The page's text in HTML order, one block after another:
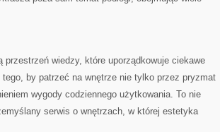
przestrzeń wiedzy, które uporządkowuje ciekawe
by patrzeć na wnętrze nie tylko przez pryzmat
wygody codziennego użytkowania. To nie
serwis o wnętrzach, w której estetyka